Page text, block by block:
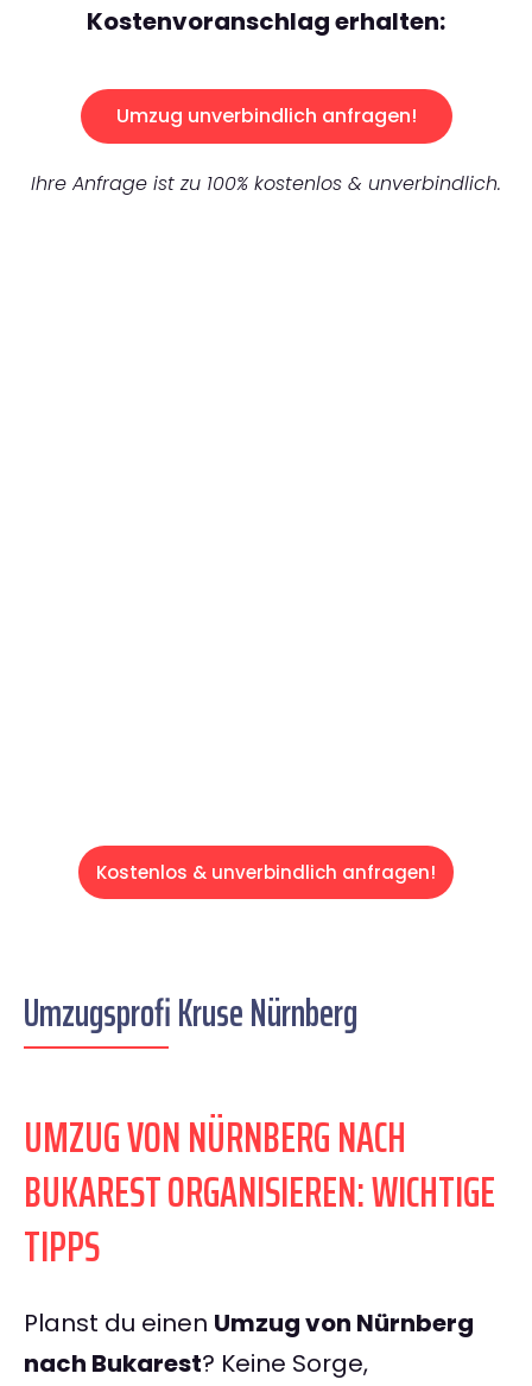
Kostenvoranschlag erhalten:
Umzug unverbindlich anfragen!
Ihre Anfrage ist zu 100% kostenlos & unverbindlich.
Kostenlos & unverbindlich anfragen!
Umzugsprofi Kruse Nürnberg
UMZUG VON NÜRNBERG NACH
BUKAREST ORGANISIEREN: WICHTIGE
TIPPS
Planst du einen Umzug von Nürnberg
nach Bukarest? Keine Sorge,